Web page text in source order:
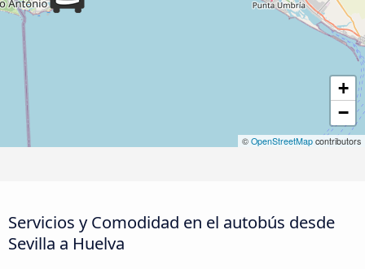
+
−
© OpenStreetMap contributors
Servicios y Comodidad en el autobús desde
Sevilla a Huelva